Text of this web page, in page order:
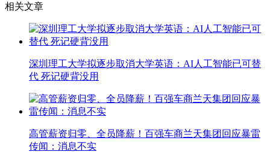
相关文章
深圳理工大学拟逐步取消大学英语：AI人工智能已可替
代 死记硬背没用
高管薪资归零、全员降薪！百强车商兰天集团回应暴雷
传闻：消息不实